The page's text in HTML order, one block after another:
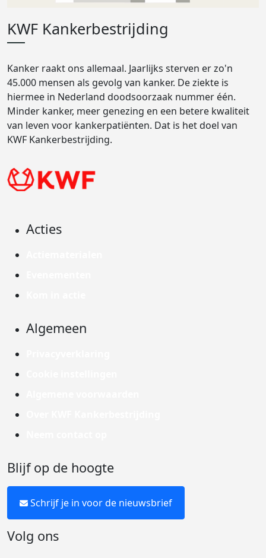
KWF Kankerbestrijding
Kanker raakt ons allemaal. Jaarlijks sterven er zo'n
45.000 mensen als gevolg van kanker. De ziekte is
hiermee in Nederland doodsoorzaak nummer één.
Minder kanker, meer genezing en een betere kwaliteit
van leven voor kankerpatiënten. Dat is het doel van
KWF Kankerbestrijding.
Acties
Algemeen
Blijf op de hoogte
Schrijf je in voor de nieuwsbrief
Volg ons